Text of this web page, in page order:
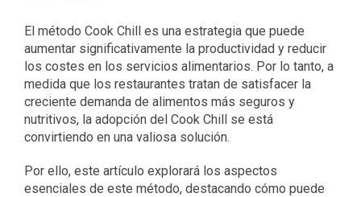
El método Cook Chill es una estrategia que puede
aumentar significativamente la productividad y reducir
los costes en los servicios alimentarios. Por lo tanto, a
medida que los restaurantes tratan de satisfacer la
creciente demanda de alimentos más seguros y
nutritivos, la adopción del Cook Chill se está
convirtiendo en una valiosa solución.
Por ello, este artículo explorará los aspectos
esenciales de este método, destacando cómo puede